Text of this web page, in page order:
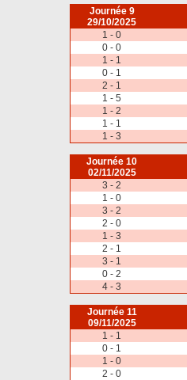
Journée 9
29/10/2025
1 - 0
0 - 0
1 - 1
0 - 1
2 - 1
1 - 5
1 - 2
1 - 1
1 - 3
Journée 10
02/11/2025
3 - 2
1 - 0
3 - 2
2 - 0
1 - 3
2 - 1
3 - 1
0 - 2
4 - 3
Journée 11
09/11/2025
1 - 1
0 - 1
1 - 0
2 - 0